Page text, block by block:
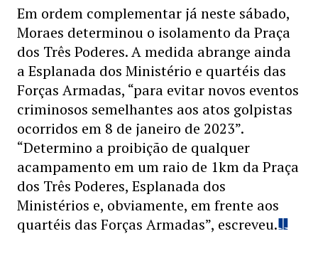
Em ordem complementar já neste sábado,
Moraes determinou o isolamento da Praça
dos Três Poderes. A medida abrange ainda
a Esplanada dos Ministério e quartéis das
Forças Armadas, “para evitar novos eventos
criminosos semelhantes aos atos golpistas
ocorridos em 8 de janeiro de 2023”.
“Determino a proibição de qualquer
acampamento em um raio de 1km da Praça
dos Três Poderes, Esplanada dos
Ministérios e, obviamente, em frente aos
quartéis das Forças Armadas”, escreveu.